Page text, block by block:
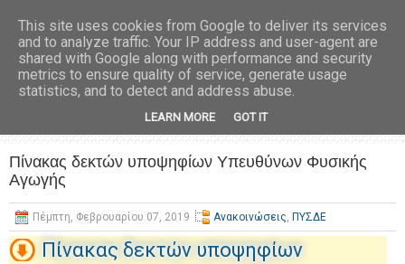
Πίνακας δεκτών υποψηφίων Υπευθύνων Φυσικής
Αγωγής
Πέμπτη, Φεβρουαρίου 07, 2019 Ανακοινώσεις, ΠΥΣΔΕ
Πίνακας δεκτών υποψηφίων
This site uses cookies from Google to deliver its services
and to analyze traffic. Your IP address and user-agent are
shared with Google along with performance and security
metrics to ensure quality of service, generate usage
statistics, and to detect and address abuse.
LEARN MORE GOT IT